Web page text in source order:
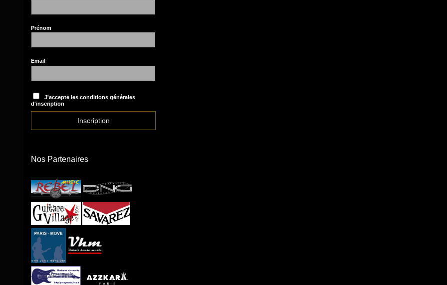
Prénom
Email
J'accepte les conditions générales
d'inscription
Nos Partenaires